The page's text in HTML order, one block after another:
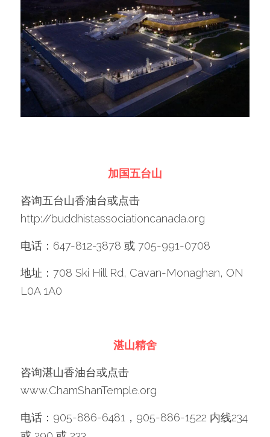
加国五台山
咨询五台山香油台或点击
http://buddhistassociationcanada.org
电话：647-812-3878 或 705-991-0708
地址：708 Ski Hill Rd, Cavan-Monaghan, ON
L0A 1A0
湛山精舍
咨询湛山香油台或点击
www.ChamShanTemple.org
电话：905-886-6481，905-886-1522 内线234